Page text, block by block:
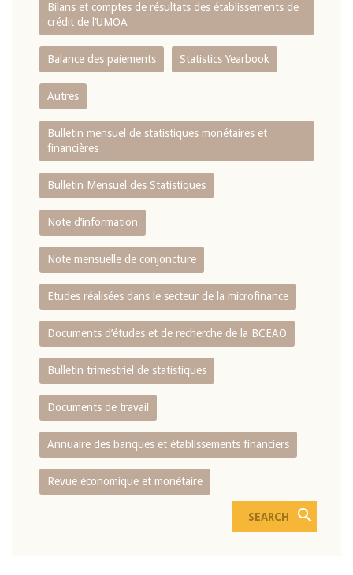
Bilans et comptes de résultats des établissements de
crédit de l‘UMOA
Balance des paiements Statistics Yearbook
Autres
Bulletin mensuel de statistiques monétaires et
financières
Bulletin Mensuel des Statistiques
Note d’information
Note mensuelle de conjoncture
Etudes réalisées dans le secteur de la microfinance
Documents d’études et de recherche de la BCEAO
Bulletin trimestriel de statistiques
Documents de travail
Annuaire des banques et établissements financiers
Revue économique et monétaire